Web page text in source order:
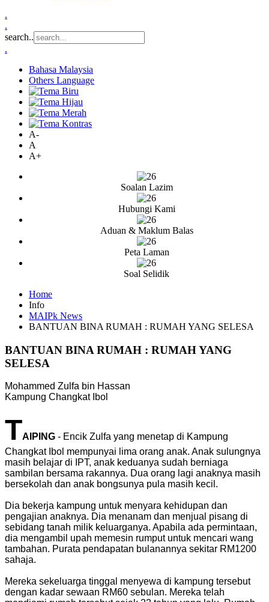
.
.
search..
.
Bahasa Malaysia
Others Language
A-
A
A+
Soalan Lazim
Hubungi Kami
Aduan & Maklum Balas
Peta Laman
Soal Selidik
Home
Info
MAIPk News
BANTUAN BINA RUMAH : RUMAH YANG SELESA
BANTUAN BINA RUMAH : RUMAH YANG
SELESA
Mohammed Zulfa bin Hassan
Kampung Changkat Ibol
TAIPING - Encik Zulfa yang menetap di Kampung
Changkat Ibol mempunyai lima orang anak. Anak sulungnya
masih belajar di IPT, anak keduanya sudah berniaga
sambilan bersama rakannya. Dua orang lagi anaknya masih
bersekolah dan anak bongsunya pula masih kecil.
Dia bekerja kampung untuk menyara kehidupan dan
pengajian anaknya. Dia menanam dan menjual pisang di
sebidang tanah milik keluarganya. Apabila ada permintaan,
dia mengambil upah memesin rumput untuk mencari wang
tambahan. Purata pendapatan bulanannya sekitar RM1200
sahaja.
Mereka sekeluarga tinggal menyewa di kampung tersebut
dengan kadar sewaan RM60 sebulan. Mereka telah